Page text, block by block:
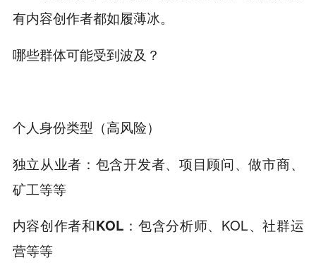
有内容创作者都如履薄冰。
哪些群体可能受到波及？
个人身份类型（高风险）
独立从业者： 包含开发者、项目顾问、做市商、
矿工等等
内容创作者和KOL： 包含分析师、KOL、社群运
营等等